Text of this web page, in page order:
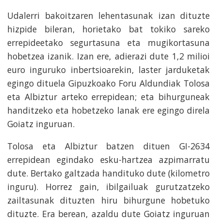
Udalerri bakoitzaren lehentasunak izan dituzte
hizpide bileran, horietako bat tokiko sareko
errepideetako segurtasuna eta mugikortasuna
hobetzea izanik. Izan ere, adierazi dute 1,2 milioi
euro inguruko inbertsioarekin, laster jarduketak
egingo dituela Gipuzkoako Foru Aldundiak Tolosa
eta Albiztur arteko errepidean; eta bihurguneak
handitzeko eta hobetzeko lanak ere egingo direla
Goiatz inguruan.
Tolosa eta Albiztur batzen dituen GI-2634
errepidean egindako esku-hartzea azpimarratu
dute. Bertako galtzada handituko dute (kilometro
inguru). Horrez gain, ibilgailuak gurutzatzeko
zailtasunak dituzten hiru bihurgune hobetuko
dituzte. Era berean, azaldu dute Goiatz inguruan